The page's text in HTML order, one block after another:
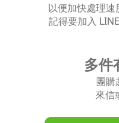
以便加快處理速
記得要加入
多件
團購
來信